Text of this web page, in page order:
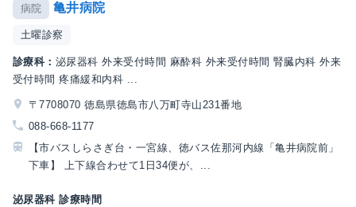
病院 亀井病院
土曜診察
診療科： 泌尿器科 外来受付時間 麻酔科 外来受付時間 腎臓内科 外来
受付時間 疼痛緩和内科 ...
〒7708070 徳島県徳島市八万町寺山231番地
088-668-1177
【市バスしらさぎ台・一宮線、徳バス佐那河内線「亀井病院前」
下車】 上下線合わせて1日34便が、...
泌尿器科 診療時間